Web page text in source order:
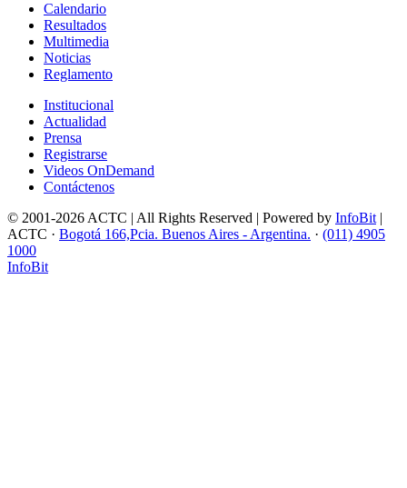
Calendario
Resultados
Multimedia
Noticias
Reglamento
Institucional
Actualidad
Prensa
Registrarse
Videos OnDemand
Contáctenos
© 2001-2026 ACTC | All Rights Reserved | Powered by InfoBit |
ACTC · Bogotá 166,Pcia. Buenos Aires - Argentina. · (011) 4905
1000
InfoBit